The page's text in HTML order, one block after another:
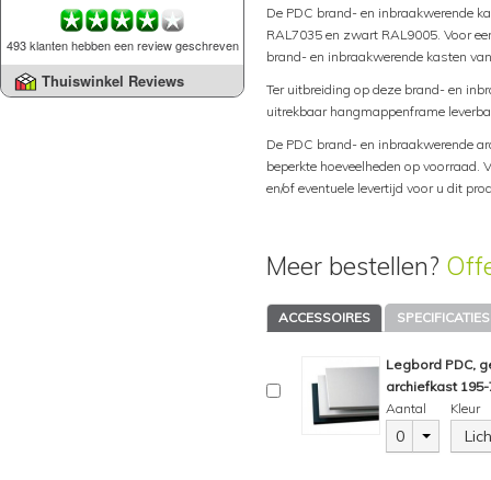
493 klanten hebben een review geschreven
Thuiswinkel Reviews
De PDC brand- en inbraakwerende
RAL7035 en zwart RAL9005. Voor
brand- en inbraakwerende kasten
Ter uitbreiding op deze brand- en
uitrekbaar hangmappenframe
De PDC brand- en inbraakwerende
beperkte hoeveelheden op voorraad.
en/of eventuele levertijd voor u dit
Meer bestellen?
ACCESSOIRES SPECIFICATIES
Legbord PDC,
archiefkast
Aantal
0
Kleur